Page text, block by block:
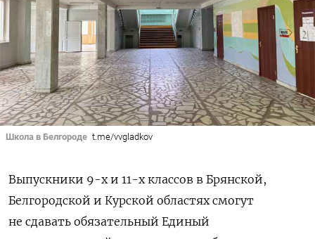
Школа в Белгороде t.me/vvgladkov
Выпускники 9-х и 11-х классов в Брянской,
Белгородской и Курской областях смогут
не сдавать обязательный Единый